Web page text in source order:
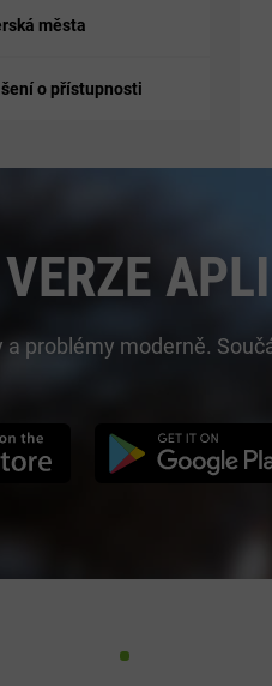
města
o přístupnosti
problémy moderně.